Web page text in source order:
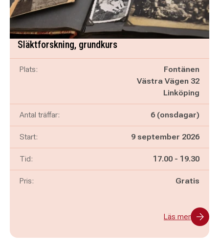
Släktforskning, grundkurs
Plats:
Fontänen
Västra Vägen 32
Linköping
Antal träffar: 6 (onsdagar)
Start: 9 september 2026
Tid: Pågår mellan
17.00 - och
19.30
Pris: Gratis
Läs mer